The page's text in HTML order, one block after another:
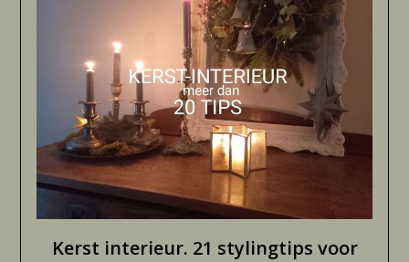
Kerst interieur. 21 stylingtips voor